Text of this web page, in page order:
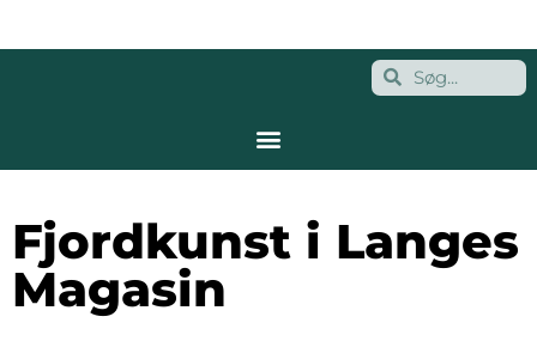
Fjordkunst i Langes
Magasin